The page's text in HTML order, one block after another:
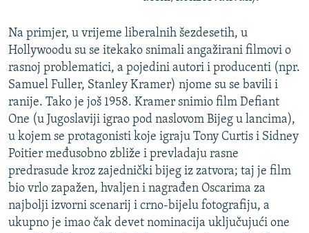
Na primjer, u vrijeme liberalnih šezdesetih, u
Hollywoodu su se itekako snimali angažirani filmovi o
rasnoj problematici, a pojedini autori i producenti (npr.
Samuel Fuller, Stanley Kramer) njome su se bavili i
ranije. Tako je još 1958. Kramer snimio film Defiant
One (u Jugoslaviji igrao pod naslovom Bijeg u lancima),
u kojem se protagonisti koje igraju Tony Curtis i Sidney
Poitier međusobno zbliže i prevladaju rasne
predrasude kroz zajednički bijeg iz zatvora; taj je film
bio vrlo zapažen, hvaljen i nagrađen Oscarima za
najbolji izvorni scenarij i crno-bijelu fotografiju, a
ukupno je imao čak devet nominacija uključujući one